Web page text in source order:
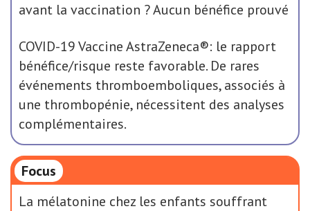
avant la vaccination ? Aucun bénéfice prouvé
COVID-19 Vaccine AstraZeneca®: le rapport
bénéfice/risque reste favorable. De rares
événements thromboemboliques, associés à
une thrombopénie, nécessitent des analyses
complémentaires.
Focus
La mélatonine chez les enfants souffrant